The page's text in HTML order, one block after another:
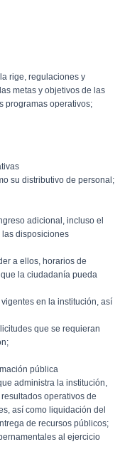
rige, regulaciones y
metas y objetivos de las
programas operativos;
su distributivo de personal;
adicional, incluso el
disposiciones
a ellos, horarios de
la ciudadanía pueda
en la institución, así
que se requieran
pública
administra la institución,
operativos de
así como liquidación del
de recursos públicos;
al ejercicio